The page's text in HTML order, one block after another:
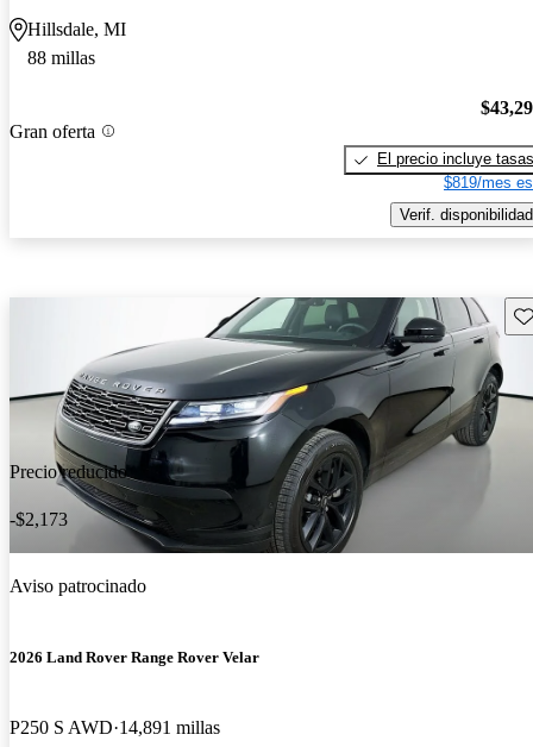
Hillsdale, MI
88 millas
Gran oferta
El precio incluye tasas
$819/mes
Verif. disponibilidad
Precio reducido
-$2,173
Aviso patrocinado
2026 Land Rover Range Rover Velar
P250 S AWD 14,891 millas